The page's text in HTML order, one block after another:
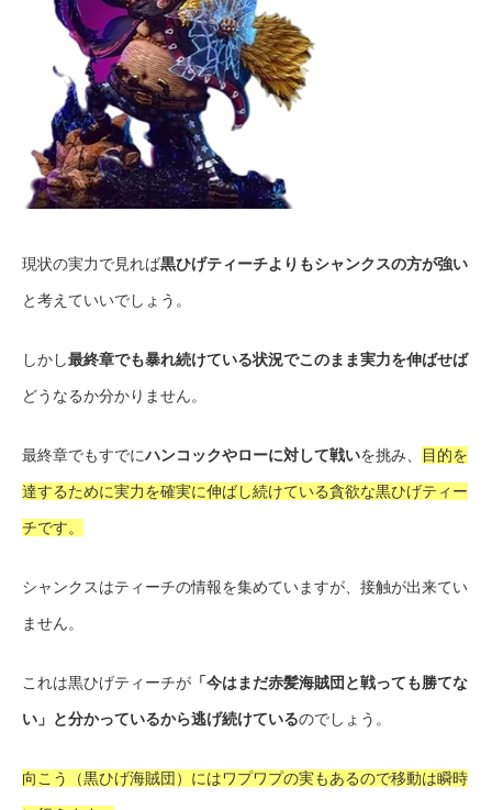
現状の実力で見れば黒ひげティーチよりもシャンクスの方が強い
と考えていいでしょう。
しかし最終章でも暴れ続けている状況でこのまま実力を伸ばせば
どうなるか分かりません。
最終章でもすでにハンコックやローに対して戦いを挑み、 目的を
達するために実力を確実に伸ばし続けている貪欲な黒ひげティー
チです。
シャンクスはティーチの情報を集めていますが、接触が出来てい
ません。
これは黒ひげティーチが 「今はまだ赤髪海賊団と戦っても勝てな
い」と分かっているから逃げ続けているのでしょう。
向こう（黒ひげ海賊団）にはワプワプの実もあるので移動は瞬時